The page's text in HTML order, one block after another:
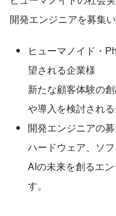
開発エンジニアを募集い
ヒューマノイド・
望される企業様
新たな顧客体験の
や導入を検討され
開発エンジニアの
ハードウェア、ソ
AIの未来を創るエ
す。